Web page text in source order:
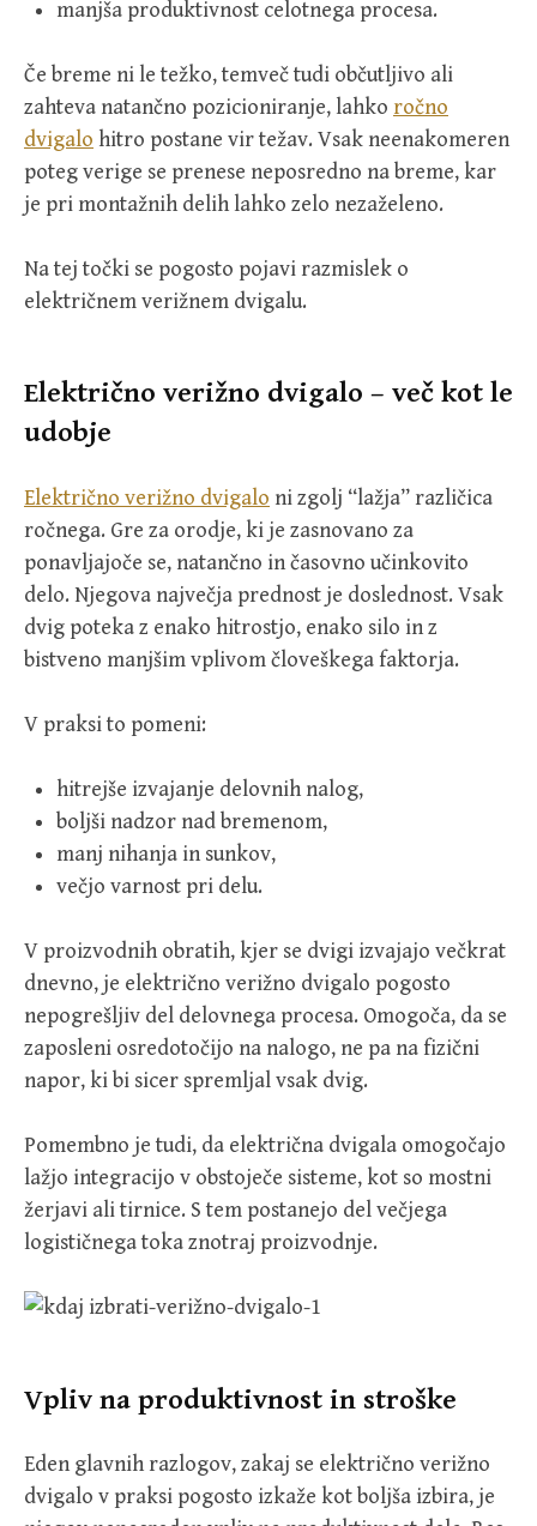
manjša produktivnost celotnega procesa.
Če breme ni le težko, temveč tudi občutljivo ali
zahteva natančno pozicioniranje, lahko ročno
dvigalo hitro postane vir težav. Vsak neenakomeren
poteg verige se prenese neposredno na breme, kar
je pri montažnih delih lahko zelo nezaželeno.
Na tej točki se pogosto pojavi razmislek o
električnem verižnem dvigalu.
Električno verižno dvigalo – več kot le
udobje
Električno verižno dvigalo ni zgolj “lažja” različica
ročnega. Gre za orodje, ki je zasnovano za
ponavljajoče se, natančno in časovno učinkovito
delo. Njegova največja prednost je doslednost. Vsak
dvig poteka z enako hitrostjo, enako silo in z
bistveno manjšim vplivom človeškega faktorja.
V praksi to pomeni:
hitrejše izvajanje delovnih nalog,
boljši nadzor nad bremenom,
manj nihanja in sunkov,
večjo varnost pri delu.
V proizvodnih obratih, kjer se dvigi izvajajo večkrat
dnevno, je električno verižno dvigalo pogosto
nepogrešljiv del delovnega procesa. Omogoča, da se
zaposleni osredotočijo na nalogo, ne pa na fizični
napor, ki bi sicer spremljal vsak dvig.
Pomembno je tudi, da električna dvigala omogočajo
lažjo integracijo v obstoječe sisteme, kot so mostni
žerjavi ali tirnice. S tem postanejo del večjega
logističnega toka znotraj proizvodnje.
Vpliv na produktivnost in stroške
Eden glavnih razlogov, zakaj se električno verižno
dvigalo v praksi pogosto izkaže kot boljša izbira, je